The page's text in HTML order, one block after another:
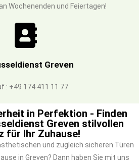
Wochenenden und Feiertagen!
Greven
: +49 174 411 11 77
in Perfektion - Finden
Greven stilvollen
für Ihr Zuhause!
und zugleich sicheren Türen
in Greven? Dann haben Sie mit uns